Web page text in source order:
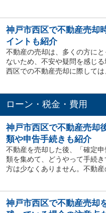
神戸市西区で不動産売却
イントも紹介
不動産の売却は、多くの方に
ないため、不安や疑問を感じ
西区での不動産売却に際しては
ローン・税金・費用
神戸市西区で不動産売却
類や申告手続きも紹介
不動産を売却した後、「確定
類を集めて、どうやって手続
方は少なくありません。不動産
神戸市西区で不動産売却